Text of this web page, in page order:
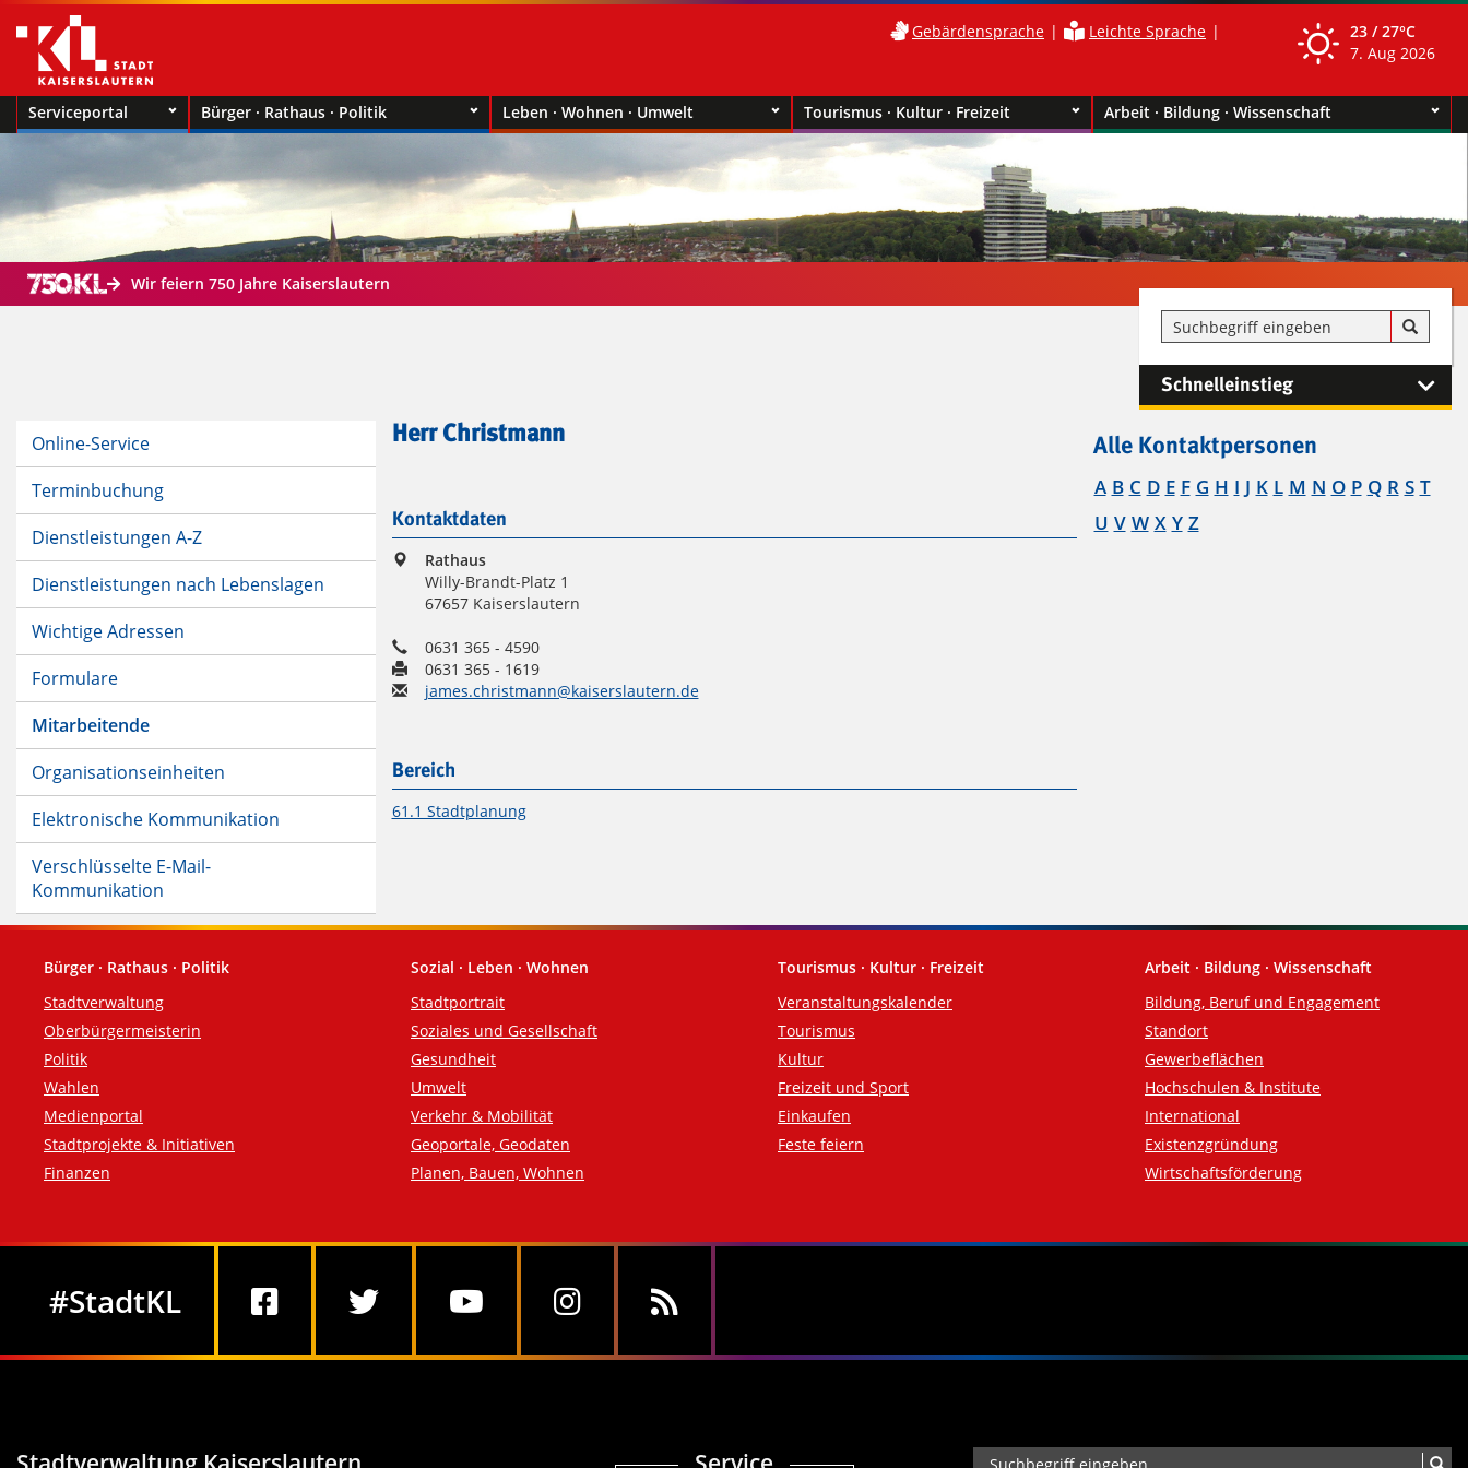
Gebärdensprache Leichte Sprache 23 / 27°C
7. Aug 2026
Serviceportal Bürger · Rathaus · Politik Leben · Wohnen · Umwelt Tourismus · Kultur · Freizeit Arbeit · Bildung · Wissenschaft
Wir feiern 750 Jahre Kaiserslautern
Schnelleinstieg
Online-Service
Terminbuchung
Dienstleistungen A-Z
Dienstleistungen nach Lebenslagen
Wichtige Adressen
Formulare
Mitarbeitende
Organisationseinheiten
Elektronische Kommunikation
Verschlüsselte E-Mail-
Kommunikation
Herr Christmann
Kontaktdaten
Rathaus
Willy-Brandt-Platz 1
67657 Kaiserslautern
0631 365 - 4590
0631 365 - 1619
james.christmann@kaiserslautern.de
Bereich
61.1 Stadtplanung
Alle Kontaktpersonen
A B C D E F G H I J K L M N O P Q R S T
U V W X Y Z
Fußzeile
Bürger · Rathaus · Politik
Stadtverwaltung
Oberbürgermeisterin
Politik
Wahlen
Medienportal
Stadtprojekte & Initiativen
Finanzen
Sozial · Leben · Wohnen
Stadtportrait
Soziales und Gesellschaft
Gesundheit
Umwelt
Verkehr & Mobilität
Geoportale, Geodaten
Planen, Bauen, Wohnen
Tourismus · Kultur · Freizeit
Veranstaltungskalender
Tourismus
Kultur
Freizeit und Sport
Einkaufen
Feste feiern
Arbeit · Bildung · Wissenschaft
Bildung, Beruf und Engagement
Standort
Gewerbeflächen
Hochschulen & Institute
International
Existenzgründung
Wirtschaftsförderung
#StadtKL